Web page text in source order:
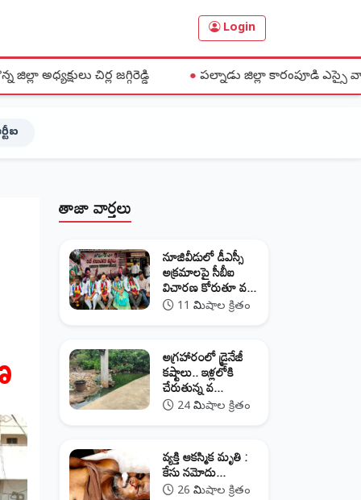
Login
జగ్గిరెడ్డి ●పల్నాడు జిల్లా కారంపూడి ఎస్సై వాసు సస్పెండ్...
తాజా వార్తలు
నూజివీడులో డీఎస్సీ
అక్రమాలపై సీబీఐ
విచారణ కోరుతూ వ...
11 నిమిషాల క్రితం
అగ్రహారంలో డ్రైనేజీ
కష్టాలు.. ఇళ్లలోకి
చేరుతున్న వ...
24 నిమిషాల క్రితం
వ్యక్తి ఆకస్మిక మృతి :
కేసు నమోదు...
26 నిమిషాల క్రితం